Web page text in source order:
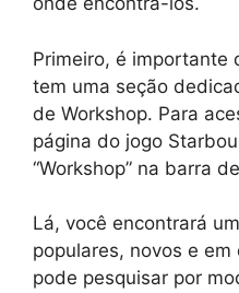
Primeiro, é importante
tem uma seção
de Workshop. Para
página do jogo
“Workshop” na barra
Lá, você encontrará
populares, novos e
pode pesquisar por